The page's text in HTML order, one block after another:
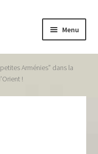
Menu
petites Arménies” dans la
!